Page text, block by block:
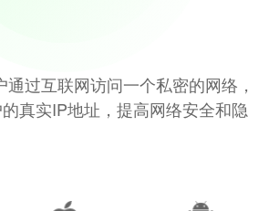
过互联网访问一个私密的网络，
真实IP地址，提高网络安全和隐